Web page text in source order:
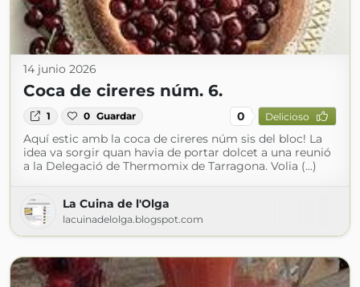
14 junio 2026
Coca de cireres núm. 6.
1 0 Guardar 0 Delicioso
Aquí estic amb la coca de cireres núm sis del bloc! La
idea va sorgir quan havia de portar dolcet a una reunió
a la Delegació de Thermomix de Tarragona. Volia (...)
La Cuina de l'Olga
lacuinadelolga.blogspot.com